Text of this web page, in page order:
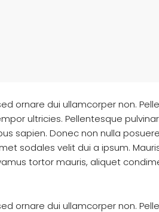
ornare dui ullamcorper non.
ultricies. Pellentesque
sapien. Donec non nulla
sodales velit dui a ipsum.
tortor mauris, aliquet
ornare dui ullamcorper non.